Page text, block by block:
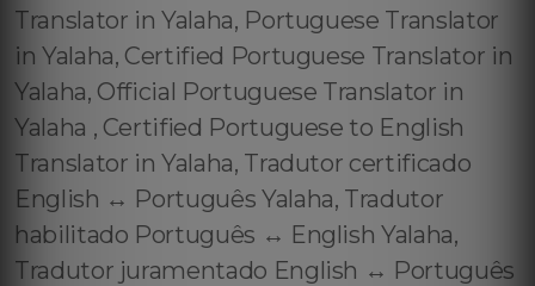
Translator in Yalaha, Portuguese Translator
in Yalaha, Certified Portuguese Translator in
Yalaha, Official Portuguese Translator in
Yalaha , Certified Portuguese to English
Translator in Yalaha, Tradutor certificado
English ↔️ Português Yalaha, Tradutor
habilitado Português ↔️ English Yalaha,
Tradutor juramentado English ↔️ Português